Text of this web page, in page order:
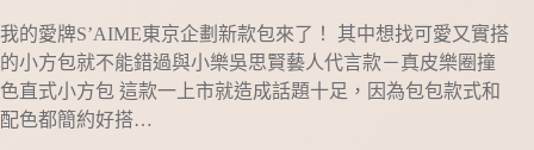
我的愛牌S’AIME東京企劃新款包來了！ 其中想找可愛又實搭
的小方包就不能錯過與小樂吳思賢藝人代言款－真皮樂圈撞
色直式小方包 這款一上市就造成話題十足，因為包包款式和
配色都簡約好搭…